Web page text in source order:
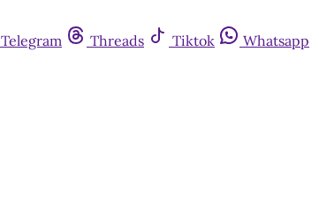
Telegram Threads Tiktok
Whatsapp